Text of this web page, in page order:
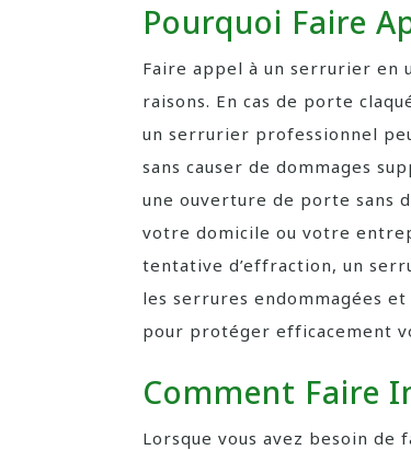
Pourquoi Faire
Faire appel à un serrurier en
raisons. En cas de porte
un serrurier professionnel
sans causer de dommages
une ouverture de porte sans
votre domicile ou votre
tentative d’effraction, un
les serrures endommagées
pour protéger efficacement
Comment Faire
Lorsque vous avez besoin